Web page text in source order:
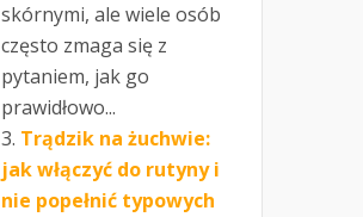
skórnymi, ale wiele osób
często zmaga się z
pytaniem, jak go
prawidłowo...
Trądzik na żuchwie:
jak włączyć do rutyny i
nie popełnić typowych